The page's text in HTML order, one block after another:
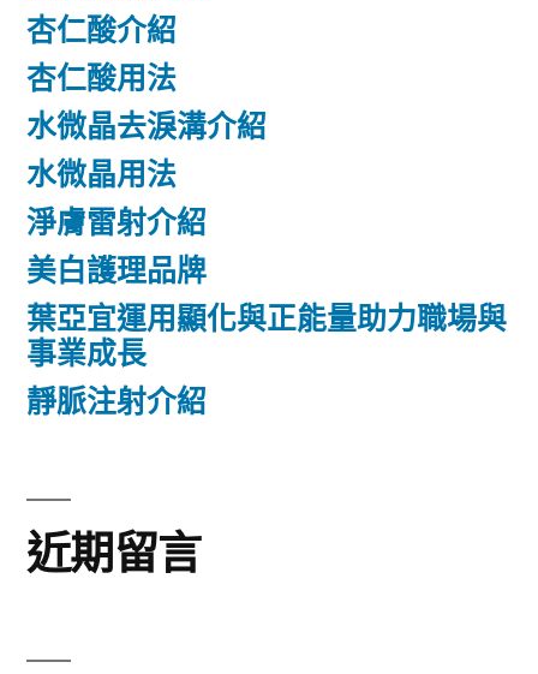
杏仁酸介紹
杏仁酸用法
水微晶去淚溝介紹
水微晶用法
淨膚雷射介紹
美白護理品牌
葉亞宜運用顯化與正能量助力職場與
事業成長
靜脈注射介紹
近期留言